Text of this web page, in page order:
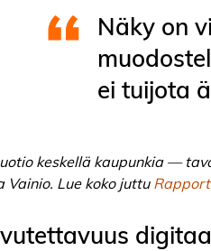
Näky on
ei tuijota
keskellä kaupunkia —
Vainio. Lue koko juttu